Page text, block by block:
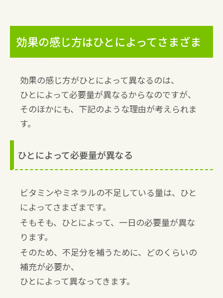
効果の感じ方はひとによってさまざま
効果の感じ方がひとによって異なるのは、
ひとによって必要量が異なるからなのですが、
そのほかにも、下記のような理由が考えられま
す。
ひとによって必要量が異なる
ビタミンやミネラルの不足している量は、ひと
によってさまざまです。
そもそも、ひとによって、一日の必要量が異な
ります。
そのため、不足分を補うために、どのくらいの
補充が必要か、
ひとによって異なってきます。